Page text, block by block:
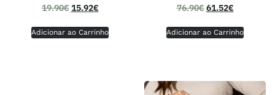
19.90€15.92€
Adicionar ao Carrinho
76.90€61.52€
Adicionar ao Carrinho